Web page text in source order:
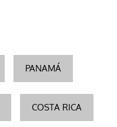
PANAMÁ
COSTA RICA